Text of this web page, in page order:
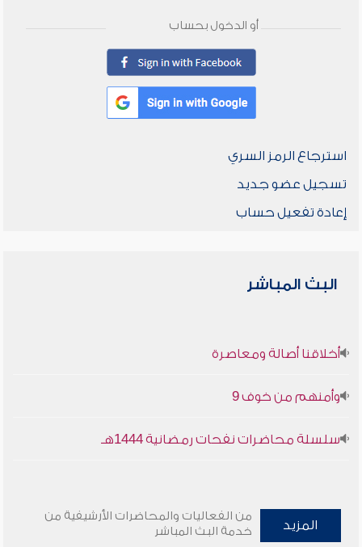
أو الدخول بحساب
استرجاع الرمز السري
تسجيل عضو جديد
إعادة تفعيل حساب
البث المباشر
أخلاقنا أصالة ومعاصرة
وأمنهم من خوف 9
سلسلة محاضرات نفحات رمضانية 1444هـ
المزيد
من الفعاليات والمحاضرات الأرشيفية من
خدمة البث المباشر